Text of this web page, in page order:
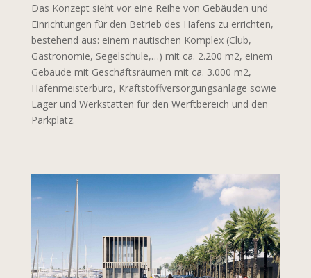
Das Konzept sieht vor eine Reihe von Gebäuden und
Einrichtungen für den Betrieb des Hafens zu errichten,
bestehend aus: einem nautischen Komplex (Club,
Gastronomie, Segelschule,…) mit ca. 2.200 m2, einem
Gebäude mit Geschäftsräumen mit ca. 3.000 m2,
Hafenmeisterbüro, Kraftstoffversorgungsanlage sowie
Lager und Werkstätten für den Werftbereich und den
Parkplatz.